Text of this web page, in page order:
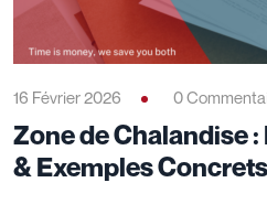
16 Février 2026 0
Zone de Chalandise
& Exemples Concrets